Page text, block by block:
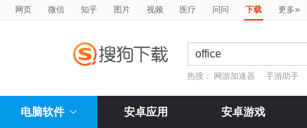
网页 微信 知乎 图片 视频 医疗 问问 下载 更多»
热搜： 网游加速器 手游助手
电脑软件 安卓应用 安卓游戏